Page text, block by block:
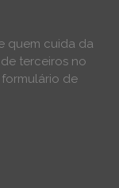
quem cuida da
terceiros no
de